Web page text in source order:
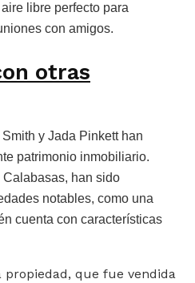
libre perfecto para
con amigos.
otras
y Jada Pinkett han
patrimonio inmobiliario.
han sido
notables, como una
cuenta con características
propiedad, que fue vendida